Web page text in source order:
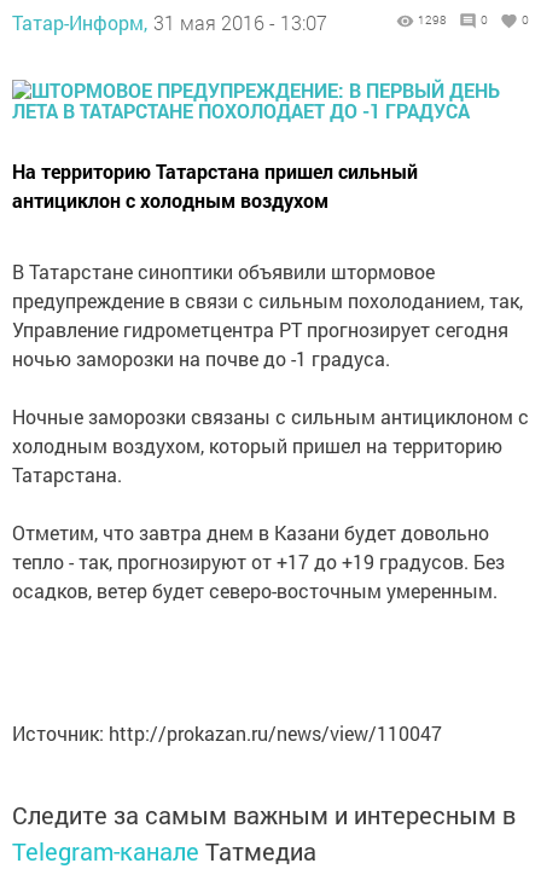
Татар-Информ, 31 мая 2016 - 13:07 1298 0 0
На территорию Татарстана пришел сильный
антициклон с холодным воздухом
В Татарстане синоптики объявили штормовое
предупреждение в связи с сильным похолоданием, так,
Управление гидрометцентра РТ прогнозирует сегодня
ночью заморозки на почве до -1 градуса.
Ночные заморозки связаны с сильным антициклоном с
холодным воздухом, который пришел на территорию
Татарстана.
Отметим, что завтра днем в Казани будет довольно
тепло - так, прогнозируют от +17 до +19 градусов. Без
осадков, ветер будет северо-восточным умеренным.
Источник: http://prokazan.ru/news/view/110047
Следите за самым важным и интересным в
Telegram-канале Татмедиа